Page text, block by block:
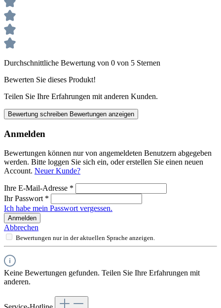
Durchschnittliche Bewertung von 0 von 5 Sternen
Bewerten Sie dieses Produkt!
Teilen Sie Ihre Erfahrungen mit anderen Kunden.
Bewertung schreiben Bewertungen anzeigen
Anmelden
Bewertungen können nur von angemeldeten Benutzern abgegeben
werden. Bitte loggen Sie sich ein, oder erstellen Sie einen neuen
Account. Neuer Kunde?
Ihre E-Mail-Adresse *
Ihr Passwort *
Ich habe mein Passwort vergessen.
Anmelden
Abbrechen
Bewertungen nur in der aktuellen Sprache anzeigen.
Keine Bewertungen gefunden. Teilen Sie Ihre Erfahrungen mit
anderen.